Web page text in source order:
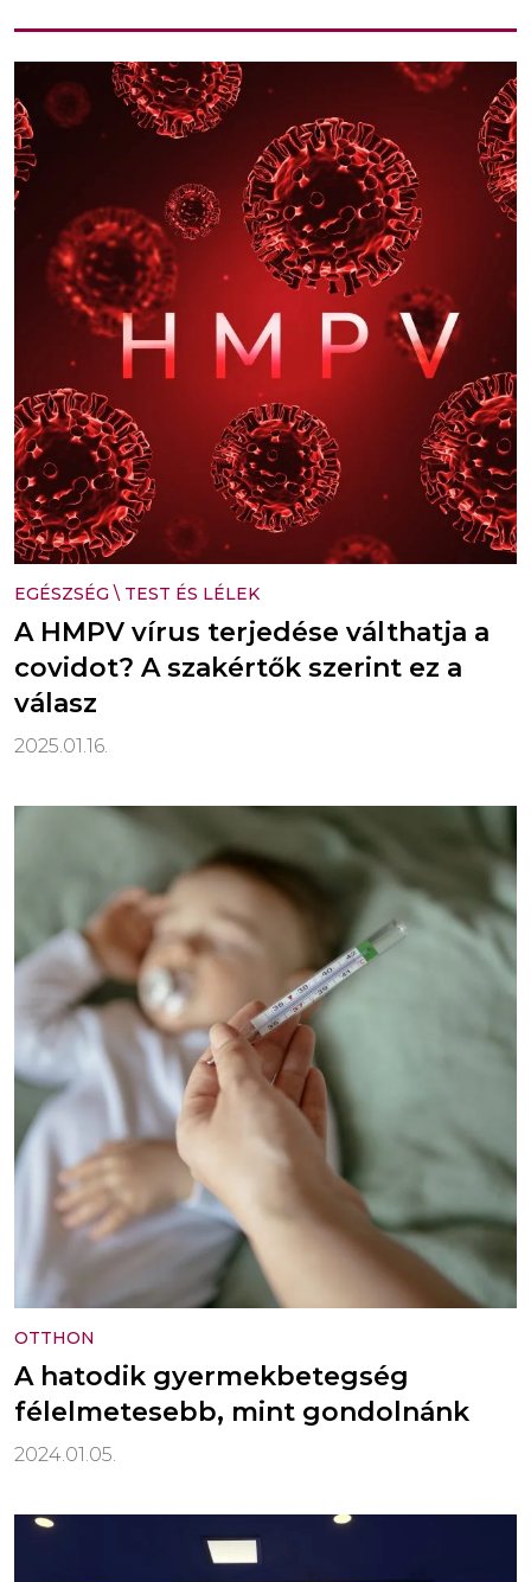
EGÉSZSÉG \ TEST ÉS LÉLEK
A HMPV vírus terjedése válthatja a
covidot? A szakértők szerint ez a
válasz
2025.01.16.
OTTHON
A hatodik gyermekbetegség
félelmetesebb, mint gondolnánk
2024.01.05.